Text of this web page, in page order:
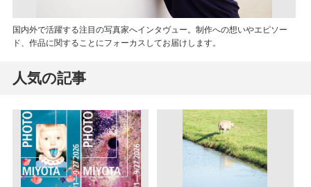
国内外で活躍する注目の写真家へインタヴュー。制作への想いやエピソー
ド、作品に関することにフォーカスしてお届けします。
人気の記事